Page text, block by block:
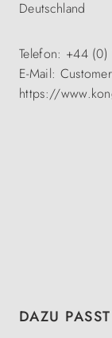
Deutschland
Telefon: +44 (0)
E-Mail:
https://
Produktgalerie
DAZU PASST